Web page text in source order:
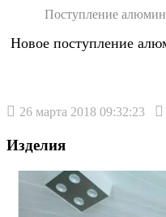
Поступление
Новое поступление
26 марта 2018 09:32:23
Изделия